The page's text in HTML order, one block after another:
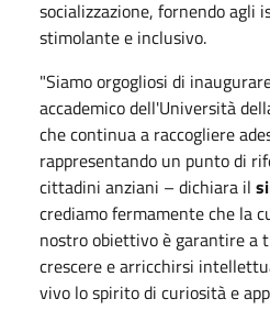
socializzazione, fornendo agli
stimolante e inclusivo.
"Siamo orgogliosi di
accademico dell'Università
che continua a raccogliere
rappresentando un punto di
cittadini anziani – dichiara il
crediamo fermamente che la
nostro obiettivo è garantire a
crescere e arricchirsi
vivo lo spirito di curiosità e